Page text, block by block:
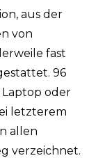
aus der
von
fast
96
oder
letzterem
allen
verzeichnet.